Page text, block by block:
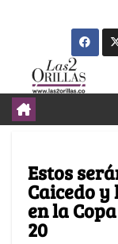
Estos
Caicedo
en la
20